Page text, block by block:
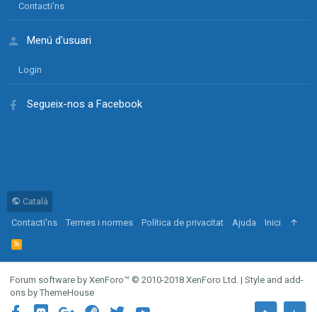
Contacti'ns
Menú d'usuari
Login
Segueix-nos a Facebook
Català
Contacti'ns
Termes i normes Política de privacitat Ajuda Inici
R
S
S
Forum software by XenForo™ © 2010-2018 XenForo Ltd. | Style and add-
ons by ThemeHouse